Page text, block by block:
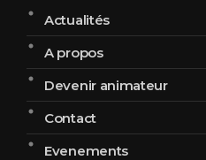
Actualités
A propos
Devenir animateur
Contact
Evenements